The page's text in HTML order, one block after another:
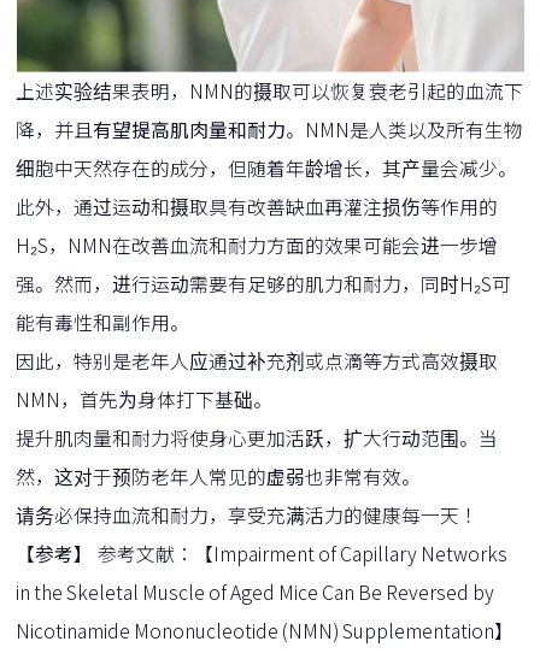
上述实验结果表明，NMN的摄取可以恢复衰老引起的血流下
降，并且有望提高肌肉量和耐力。NMN是人类以及所有生物
细胞中天然存在的成分，但随着年龄增长，其产量会减少。
此外，通过运动和摄取具有改善缺血再灌注损伤等作用的
H₂S，NMN在改善血流和耐力方面的效果可能会进一步增
强。然而，进行运动需要有足够的肌力和耐力，同时H₂S可
能有毒性和副作用。
因此，特别是老年人应通过补充剂或点滴等方式高效摄取
NMN，首先为身体打下基础。
提升肌肉量和耐力将使身心更加活跃，扩大行动范围。当
然，这对于预防老年人常见的虚弱也非常有效。
请务必保持血流和耐力，享受充满活力的健康每一天！
【参考】参考文献：【Impairment of Capillary Networks
in the Skeletal Muscle of Aged Mice Can Be Reversed by
Nicotinamide Mononucleotide (NMN) Supplementation】